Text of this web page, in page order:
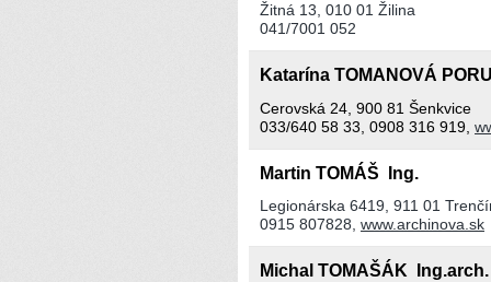
Žitná 13, 010 01 Žilina
041/7001 052
Katarína TOMANOVÁ
Cerovská 24, 900 81 Šenkvice
033/640 58 33, 0908 316 919,
Martin TOMÁŠ Ing.
Legionárska 6419, 911 01
0915 807828, www.archinova.sk
Michal TOMAŠÁK